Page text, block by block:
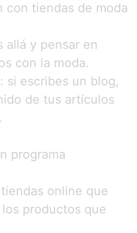
con tiendas de moda
allá y pensar en
con la moda.
si escribes un blog,
de tus artículos
programa
online que
productos que